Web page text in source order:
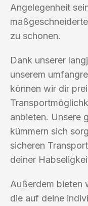
Angelegenheit
zu schonen.
Dank unserer
unserem
können wir dir
anbieten. Unsere
kümmern sich
sicheren
deiner
Außerdem bieten
die auf deine